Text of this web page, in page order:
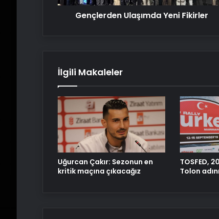
Gençlerden Ulaşımda Yeni Fikirler
İlgili Makaleler
Uğurcan Çakır: Sezonun en
kritik maçına çıkacağız
TOSFED,
Tolon